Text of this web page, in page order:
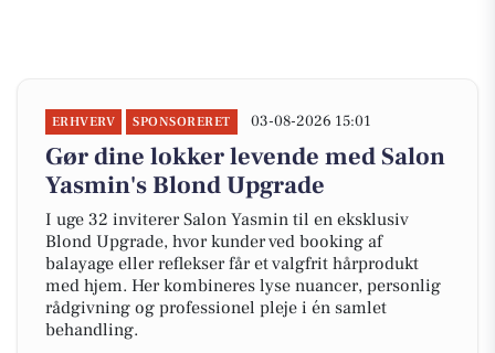
ERHVERV SPONSORERET 03-08-2026 15:01
Gør dine lokker levende med Salon
Yasmin's Blond Upgrade
I uge 32 inviterer Salon Yasmin til en eksklusiv
Blond Upgrade, hvor kunder ved booking af
balayage eller reflekser får et valgfrit hårprodukt
med hjem. Her kombineres lyse nuancer, personlig
rådgivning og professionel pleje i én samlet
behandling.